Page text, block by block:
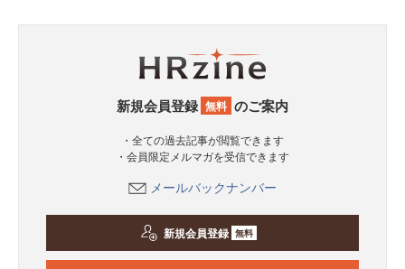
新規会員登録 無料 のご案内
・全ての過去記事が閲覧できます
・会員限定メルマガを受信できます
メールバックナンバー
新規会員登録 無料